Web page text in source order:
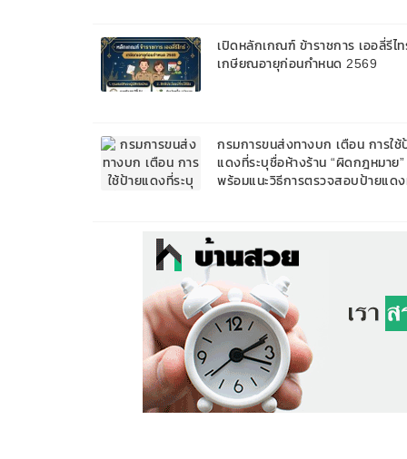
เปิดหลักเกณฑ์ ข้าราชการ เออลี่รีไ
เกษียณอายุก่อนกำหนด 2569
กรมการขนส่งทางบก เตือน การใช้
แดงที่ระบุชื่อห้างร้าน “ผิดกฎหมาย”
พร้อมแนะวิธีการตรวจสอบป้ายแด